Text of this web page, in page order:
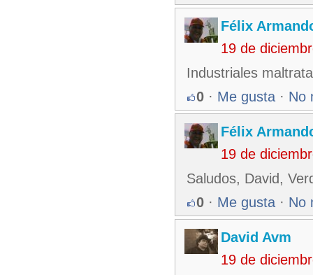
Félix
19 de
Industriales
0 · Me gusta · No
Félix
19 de
Saludos, David,
0 · Me gusta · No
David Avm
19 de